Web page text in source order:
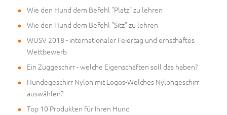
Wie den Hund dem Befehl "Platz" zu lehren
Wie den Hund dem Befehl "Sitz" zu lehren
WUSV 2018 - internationaler Feiertag und ernsthaftes
Wettbewerb
Ein Zuggeschirr - welche Eigenschaften soll das haben?
Hundegeschirr Nylon mit Logos-Welches Nylongeschirr
auswählen?
Top 10 Produkten für Ihren Hund